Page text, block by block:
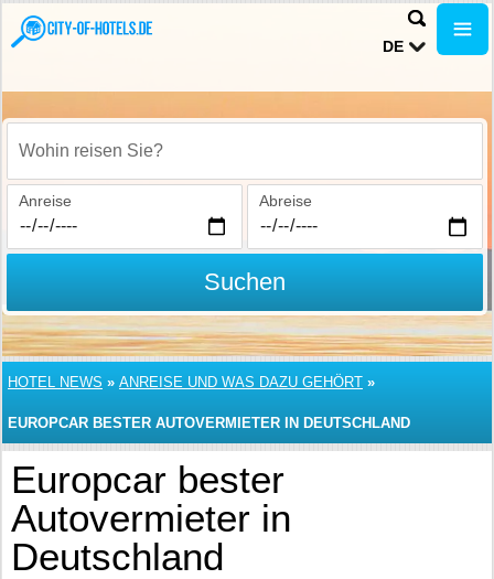
DE
Wohin reisen Sie?
Anreise Abreise
Suchen
HOTEL NEWS » ANREISE UND WAS DAZU GEHÖRT »
EUROPCAR BESTER AUTOVERMIETER IN DEUTSCHLAND
Europcar bester
Autovermieter in
Deutschland